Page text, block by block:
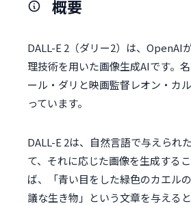
概要
DALL-E 2（ダリー2）は、OpenAI
理技術を用いた画像生成AIです。
ール・ダリと映画監督レオン・カ
っています。
DALL-E 2は、自然言語で与えられ
て、それに応じた画像を生成する
ば、「青い目をした緑色のカエル
議な生き物」という文章を与える